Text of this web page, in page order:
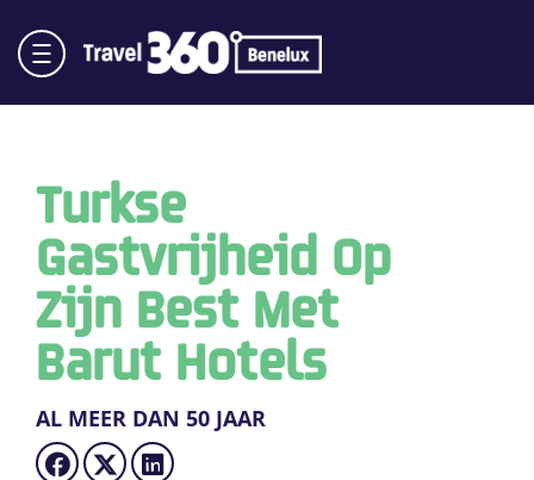
Turkse
Gastvrijheid Op
Zijn Best Met
Barut Hotels
AL MEER DAN 50 JAAR